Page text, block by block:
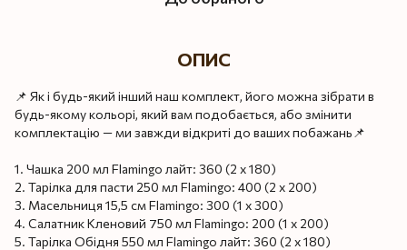
ОПИС
📌 Як і будь-який інший наш комплект, його можна зібрати в
будь-якому кольорі, який вам подобається, або змінити
комплектацію — ми завжди відкриті до ваших побажань📌
1. Чашка 200 мл Flamingo лайт: 360 (2 x 180)
2. Тарілка для пасти 250 мл Flamingo: 400 (2 x 200)
3. Масельниця 15,5 см Flamingo: 300 (1 x 300)
4. Салатник Кленовий 750 мл Flamingo: 200 (1 x 200)
5. Тарілка Обідня 550 мл Flamingo лайт: 360 (2 x 180)